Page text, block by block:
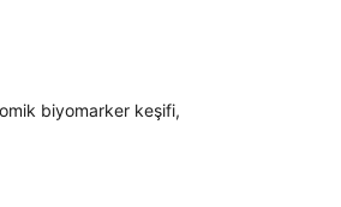
biyomarker keşifi,